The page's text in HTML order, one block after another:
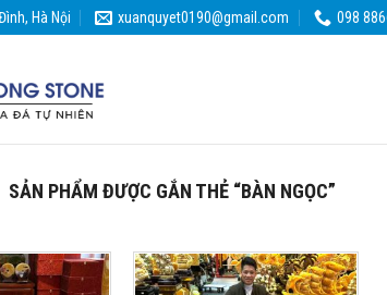
Hà Nội xuanquyet0190@gmail.com 098
SẢN PHẨM ĐƯỢC GẮN THẺ “BÀN NGỌC”